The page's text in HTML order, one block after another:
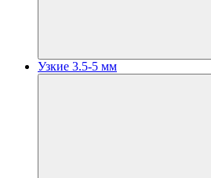
Узкие 3.5-5 мм